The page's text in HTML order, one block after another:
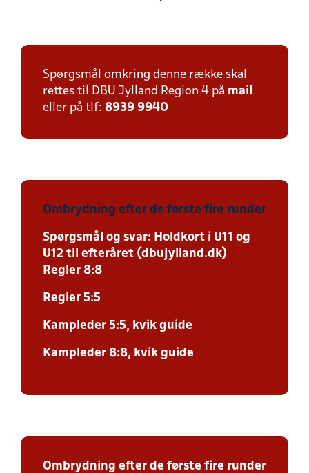
Spørgsmål omkring denne række skal
rettes til DBU Jylland Region 4 på mail
eller på tlf: 8939 9940
Ombrydning efter de første fire runder
Spørgsmål og svar: Holdkort i U11 og
U12 til efteråret (dbujylland.dk)
Regler 8:8
Regler 5:5
Kampleder 5:5, kvik guide
Kampleder 8:8, kvik guide
Ombrydning efter de første fire runder